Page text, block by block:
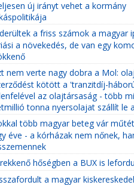
új irányt vehet a kormány
a friss számok a magyar
a növekedés, de van egy
nem verte nagy dobra a Mol:
kötött a 'tranzitdíj-
az olajtársaság - több
tonna nyersolajat szállít le
több magyar beteg vár
éve - a kórházak nem nőnek,
hőségben a BUX is
a magyar